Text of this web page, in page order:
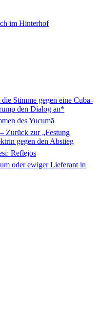
im Hinterhof
Stimme gegen eine Cuba-
den Dialog an*
des Yucumã
Zurück zur „Festung
gegen den Abstieg
Reflejos
oder ewiger Lieferant in